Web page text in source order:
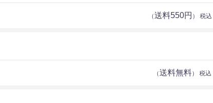
（送料550円 ） 税込
（送料無料） 税込